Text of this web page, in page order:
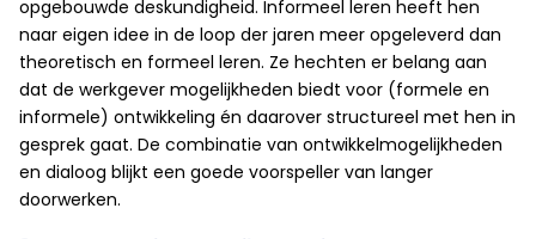
opgebouwde deskundigheid. Informeel leren heeft hen
naar eigen idee in de loop der jaren meer opgeleverd dan
theoretisch en formeel leren. Ze hechten er belang aan
dat de werkgever mogelijkheden biedt voor (formele en
informele) ontwikkeling én daarover structureel met hen in
gesprek gaat. De combinatie van ontwikkelmogelijkheden
en dialoog blijkt een goede voorspeller van langer
doorwerken.